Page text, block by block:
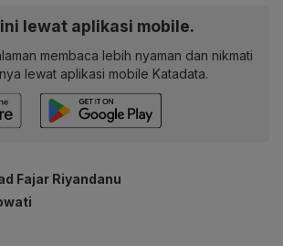
lewat aplikasi mobile.
membaca lebih nyaman dan nikmati
lewat aplikasi mobile Katadata.
Fajar Riyandanu